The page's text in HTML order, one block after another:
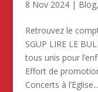
8 Nov 2024| Blog,
Retrouvez le
SGUP LIRE LE
tous unis pour
Effort de
Concerts à l’Eglise...